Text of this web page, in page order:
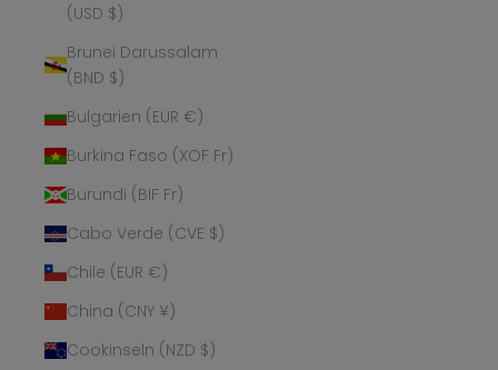
(USD $)
Brunei Darussalam
(BND $)
Bulgarien (EUR €)
Burkina Faso (XOF Fr)
Burundi (BIF Fr)
Cabo Verde (CVE $)
Chile (EUR €)
China (CNY ¥)
Cookinseln (NZD $)